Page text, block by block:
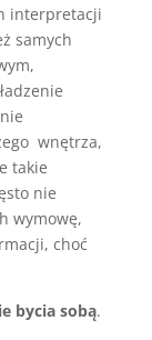
interpretacji
samych
wnętrza,
takie
nie
wymowę,
choć
bycia sobą.